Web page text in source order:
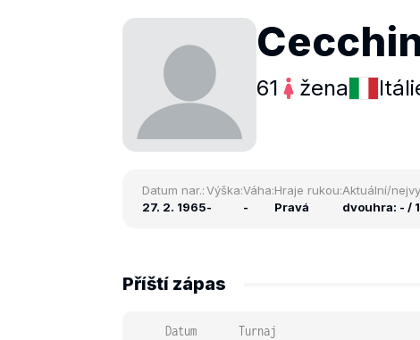
61 žena
Datum nar.:
27. 2. 1965
Výška:
-
Váha:
-
Hraje rukou:
Pravá
Aktuální/
dvouhra: - /
Příští zápas
Datum Turnaj